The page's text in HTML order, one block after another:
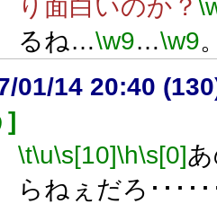
り面白いのか？
るね…\w9…\w9
01/14 20:40
]
\t\u\s[10]\h\s[0]
らねぇだろ･････